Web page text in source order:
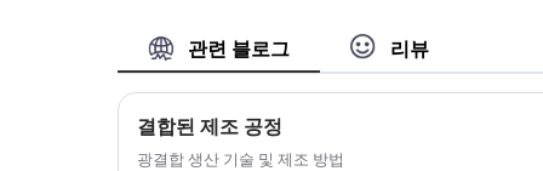
나선형 클램프를 광범위하게 공급할 수 있
습니다. 필요한 경우 고품질과 좋은 가격으
로 많은 응용 분야를 충족할 수 있습니다.
적시에 온라인으로 구매하세요. 왼쪽 반 시
계 방향 나선형 클램프에 대한 서비스. 우
관련 블로그 리뷰
결합된 제조 공정
광결합 생산 기술 및 제조 방법